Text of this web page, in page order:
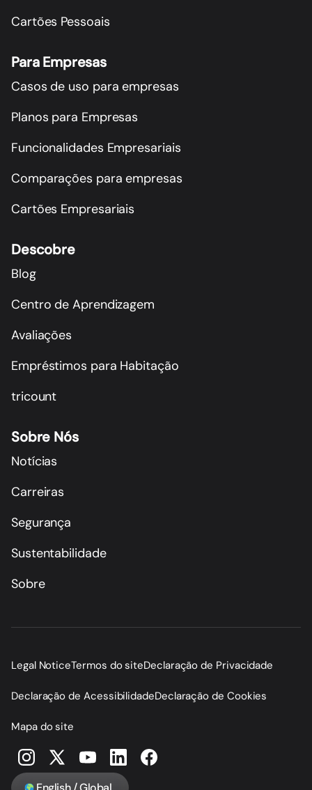
Cartões Pessoais
Para Empresas
Casos de uso para empresas
Planos para Empresas
Funcionalidades Empresariais
Comparações para empresas
Cartões Empresariais
Descobre
Blog
Centro de Aprendizagem
Avaliações
Empréstimos para Habitação
tricount
Sobre Nós
Notícias
Carreiras
Segurança
Sustentabilidade
Sobre
Legal NoticeTermos do siteDeclaração de Privacidade
Declaração de AcessibilidadeDeclaração de Cookies
Mapa do site